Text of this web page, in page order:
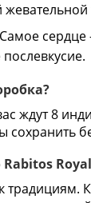
Самое сердце
ждут 8
сохранить
к